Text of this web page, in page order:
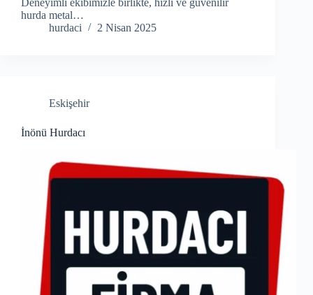
Deneyimli ekibimizle birlikte, hızlı ve güvenilir
hurda metal…
hurdaci
2 Nisan 2025
Eskişehir
İnönü Hurdacı